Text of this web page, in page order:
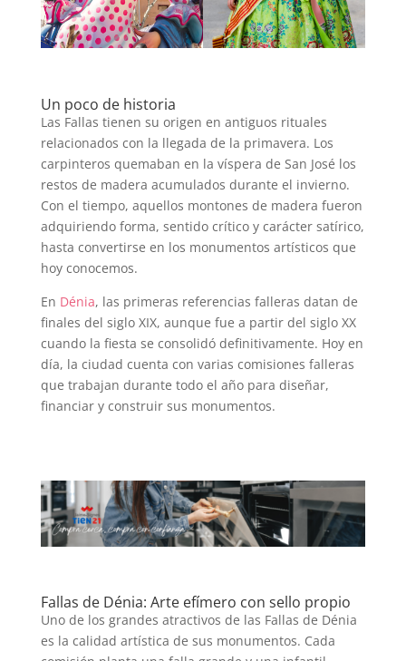
Un poco de historia
Las Fallas tienen su origen en antiguos rituales
relacionados con la llegada de la primavera. Los
carpinteros quemaban en la víspera de San José los
restos de madera acumulados durante el invierno.
Con el tiempo, aquellos montones de madera fueron
adquiriendo forma, sentido crítico y carácter satírico,
hasta convertirse en los monumentos artísticos que
hoy conocemos.
En Dénia, las primeras referencias falleras datan de
finales del siglo XIX, aunque fue a partir del siglo XX
cuando la fiesta se consolidó definitivamente. Hoy en
día, la ciudad cuenta con varias comisiones falleras
que trabajan durante todo el año para diseñar,
financiar y construir sus monumentos.
Fallas de Dénia: Arte efímero con sello propio
Uno de los grandes atractivos de las Fallas de Dénia
es la calidad artística de sus monumentos. Cada